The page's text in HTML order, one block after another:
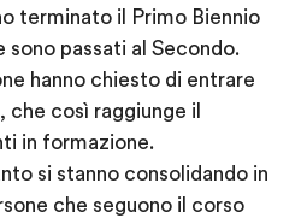
terminato il Primo Biennio
passati al Secondo.
hanno chiesto di entrare
che così raggiunge il
in formazione.
si stanno consolidando in
che seguono il corso